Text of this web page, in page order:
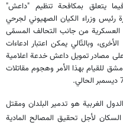
يتعلق بمكافحة تنظيم "داعش"
رئيس وزراء الكيان الصهيوني لجرحي
العسكرية من جانب التحالف المسمّى
وبالتّالي يمكن اعتبار ادعاءات
مصادر تمويل داعش خدعة اعلامية
للقيام بهذا الأمر وهجوم مقاتلات
الغربية هو تدمير البلدان ومقتل
لأجل تحقيق المصالح المادية